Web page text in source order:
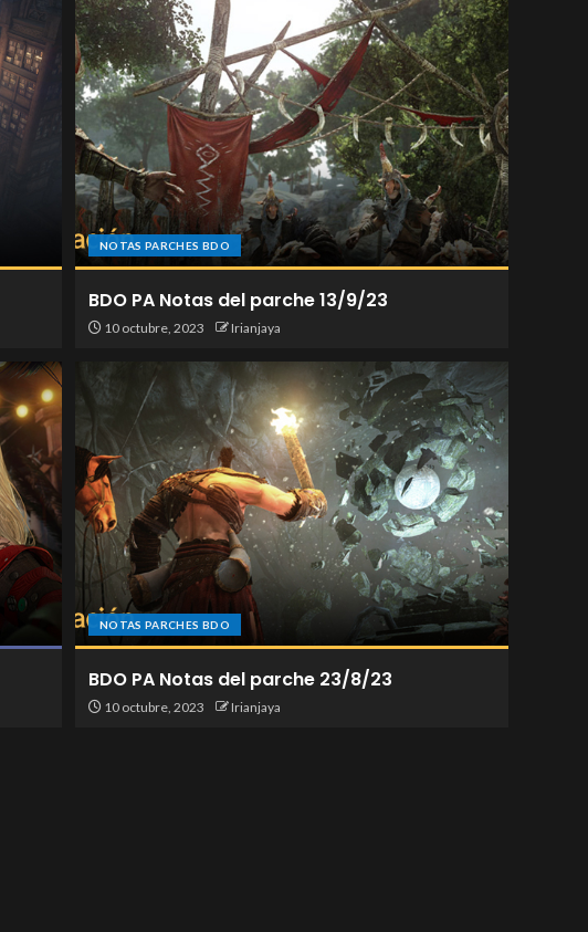
NOTAS PARCHES BDO
BDO PA Notas del parche 13/9/23
10 octubre, 2023 Irianjaya
NOTAS PARCHES BDO
BDO PA Notas del parche 23/8/23
10 octubre, 2023 Irianjaya